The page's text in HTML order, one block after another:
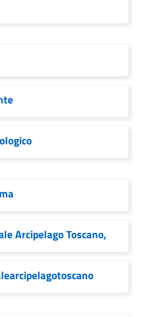
Arcipelago Toscano,